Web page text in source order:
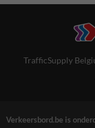
TrafficSupply
Verkeersbord.be is